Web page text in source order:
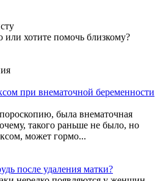
хотите помочь близкому?
при внематочной беременности
была внематочная
такого раньше не было, но
может гормо...
после удаления матки?